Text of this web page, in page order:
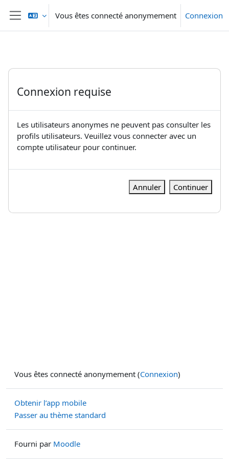
Passer au contenu principal
Panneau latéral
Vous êtes connecté anonymement Connexion
Connexion requise
Les utilisateurs anonymes ne peuvent pas consulter les
profils utilisateurs. Veuillez vous connecter avec un
compte utilisateur pour continuer.
Annuler Continuer
Vous êtes connecté anonymement (Connexion)
Obtenir l’app mobile
Passer au thème standard
Fourni par Moodle